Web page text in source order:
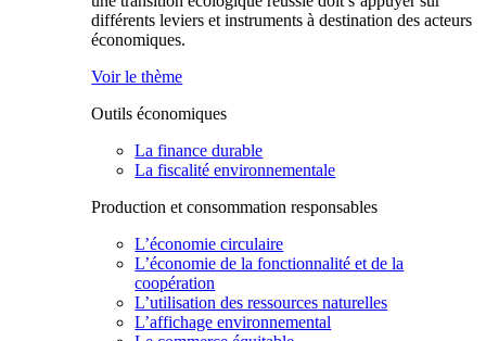
différents leviers et instruments à destination des acteurs
économiques.
Voir le thème
Outils économiques
La finance durable
La fiscalité environnementale
Production et consommation responsables
L’économie circulaire
L’économie de la fonctionnalité et de la
coopération
L’utilisation des ressources naturelles
L’affichage environnemental